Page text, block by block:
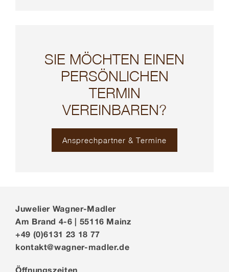
SIE MÖCHTEN EINEN
PERSÖNLICHEN
TERMIN
VEREINBAREN?
Ansprechpartner & Termine
Juwelier Wagner-Madler
Am Brand 4-6 | 55116 Mainz
+49 (0)6131 23 18 77
kontakt@wagner-madler.de
Öffnungszeiten